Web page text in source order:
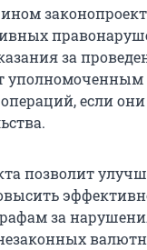
за
если
позволит
за